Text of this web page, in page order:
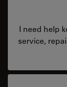
I need help
service,